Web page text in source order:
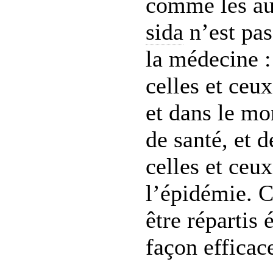
sida n’est
la médecine
celles et
et dans le
de santé, et
celles et
l’épidémie.
être répartis
façon